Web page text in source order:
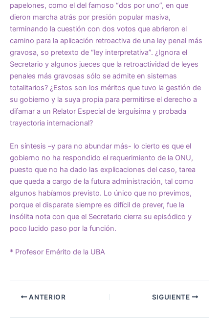
papelones, como el del famoso “dos por uno”, en que
dieron marcha atrás por presión popular masiva,
terminando la cuestión con dos votos que abrieron el
camino para la aplicación retroactiva de una ley penal más
gravosa, so pretexto de “ley interpretativa”. ¿Ignora el
Secretario y algunos jueces que la retroactividad de leyes
penales más gravosas sólo se admite en sistemas
totalitarios? ¿Estos son los méritos que tuvo la gestión de
su gobierno y la suya propia para permitirse el derecho a
difamar a un Relator Especial de larguísima y probada
trayectoria internacional?
En síntesis –y para no abundar más- lo cierto es que el
gobierno no ha respondido el requerimiento de la ONU,
puesto que no ha dado las explicaciones del caso, tarea
que queda a cargo de la futura administración, tal como
algunos habíamos previsto. Lo único que no previmos,
porque el disparate siempre es difícil de prever, fue la
insólita nota con que el Secretario cierra su episódico y
poco lucido paso por la función.
* Profesor Emérito de la UBA
ANTERIOR SIGUIENTE